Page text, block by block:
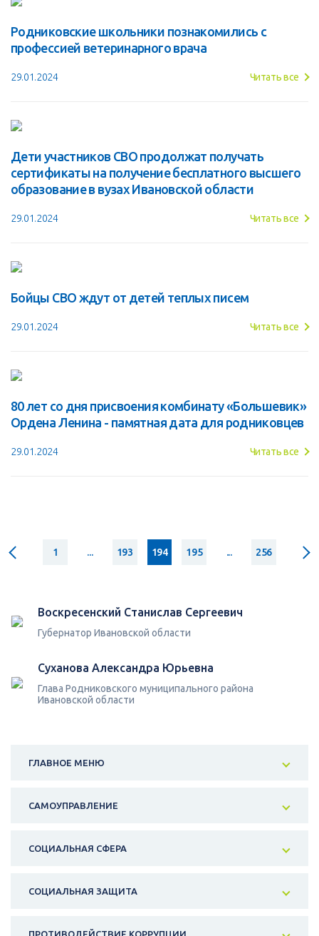
Родниковские школьники познакомились с
профессией ветеринарного врача
29.01.2024 Читать все
Дети участников СВО продолжат получать
сертификаты на получение бесплатного высшего
образование в вузах Ивановской области
29.01.2024 Читать все
Бойцы СВО ждут от детей теплых писем
29.01.2024 Читать все
80 лет со дня присвоения комбинату «Большевик»
Ордена Ленина - памятная дата для родниковцев
29.01.2024 Читать все
1 ... 193 194 195 ... 256
Воскресенский Станислав Сергеевич
Губернатор Ивановской области
Суханова Александра Юрьевна
Глава Родниковского муниципального района
Ивановской области
ГЛАВНОЕ МЕНЮ
САМОУПРАВЛЕНИЕ
СОЦИАЛЬНАЯ СФЕРА
СОЦИАЛЬНАЯ ЗАЩИТА